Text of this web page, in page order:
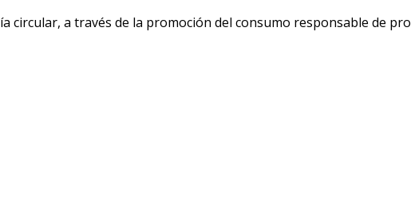
circular, a través de la promoción del consumo responsable de